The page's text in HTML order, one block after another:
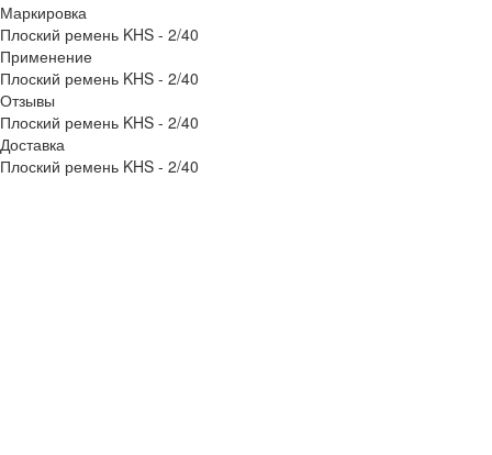
Маркировка
Плоский ремень KHS - 2/40
Применение
Плоский ремень KHS - 2/40
Отзывы
Плоский ремень KHS - 2/40
Доставка
Плоский ремень KHS - 2/40